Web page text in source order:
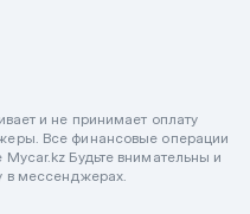
и не принимает оплату
Все финансовые операции
Будьте внимательны и
в мессенджерах.